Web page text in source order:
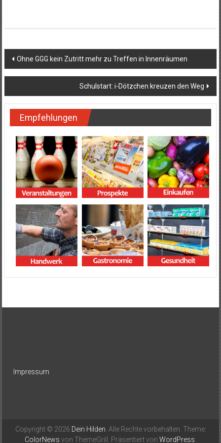
Beitragsnavigation
Ohne GGG kein Zutritt mehr zu Treffen in Innenräumen
Schulstart: i-Dötzchen kreuzen den Weg
Empfehlungen
Impressum
Copyright © 2026 Dein Hilden . Alle Rechte vorbehalten. Theme:
ColorNews von ThemeGrill. Präsentiert von WordPress